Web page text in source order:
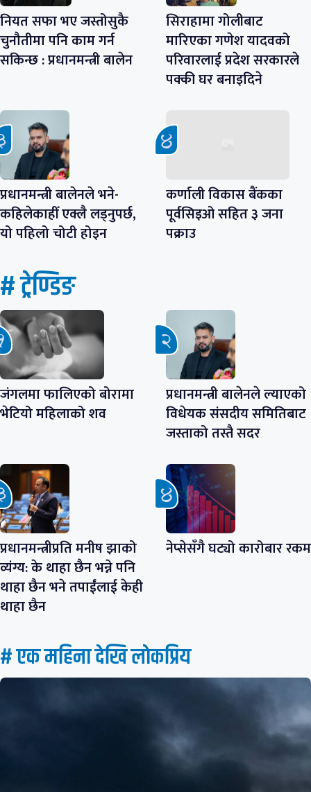
नियत सफा भए जस्तोसुकै
चुनौतीमा पनि काम गर्न
सकिन्छ : प्रधानमन्त्री बालेन
सिराहामा गोलीबाट
मारिएका गणेश यादवको
परिवारलाई प्रदेश सरकारले
पक्की घर बनाइदिने
प्रधानमन्त्री बालेनले भने-
कहिलेकाहीँ एक्लै लड्नुपर्छ,
यो पहिलो चोटी होइन
कर्णाली विकास बैंकका
पूर्वसिइओ सहित ३ जना
पक्राउ
# ट्रेण्डिङ
जंगलमा फालिएको बोरामा
भेटियो महिलाको शव
प्रधानमन्त्री बालेनले ल्याएको
विधेयक संसदीय समितिबाट
जस्ताको तस्तै सदर
प्रधानमन्त्रीप्रति मनीष झाको
व्यंग्य: के थाहा छैन भन्ने पनि
थाहा छैन भने तपाईंलाई केही
थाहा छैन
नेप्सेसँगै घट्यो कारोबार रकम
# एक महिना देखि लाेकप्रिय